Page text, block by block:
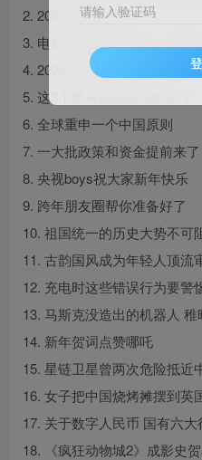
2. 2026新年快乐
3. 电影《哪吒》发文：不负期
4. 2026新年贺词金句
5. 这3个带马的成语太给劲了
6. 全球重申一个中国原则
7. 一大批政策和资金提前来了
8. 央视boys祝大家新年快乐
9. 跨年朋友圈帮你准备好了
10. 祖国统一的历史大势不可
11. 古韵国风成为年轻人顶流
12. 充电时这些错误行为要警
13. 马斯克没造出的机器人 稚
14. 新年贺词点赞哪吒
15. 星链卫星曾两次危险抵近
16. 女子把中国烧烤摊摆到英
17. 关于数字人民币 国有六
18. 《疯狂动物城2》成影史
请输入验证码